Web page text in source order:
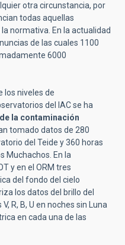
otra circunstancia, por
todas aquellas
normativa. En la actualidad
de las cuales 1100
6000
los niveles de
del IAC se ha
la contaminación
tomado datos de 280
del Teide y 360 horas
Muchachos. En la
y en el ORM tres
del fondo del cielo
los datos del brillo del
R, B, U en noches sin Luna
en cada una de las